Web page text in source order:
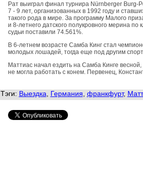
Рат выиграл финал турнира Nürnberger Burg-
7 - 9 лет, организованных в 1992 году и
такого рода в мире. За программу Малого
и 8-летнего датского полукровного мерина
судьи поставили 74.561%.
В 6-летнем возрасте Самба Кинг стал
молодых лошадей, тогда еще под другим
Маттиас начал ездить на Самба Кинге
не могла работать с конем. Первенец,
Тэги: Выездка Германия франкфурт,